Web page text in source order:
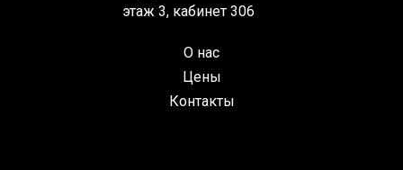
этаж 3, кабинет 306
О нас
Цены
Контакты